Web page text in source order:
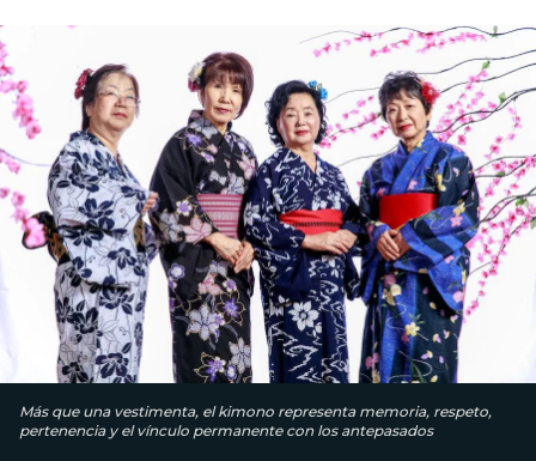
Más que una vestimenta, el kimono representa memoria, respeto,
pertenencia y el vínculo permanente con los antepasados